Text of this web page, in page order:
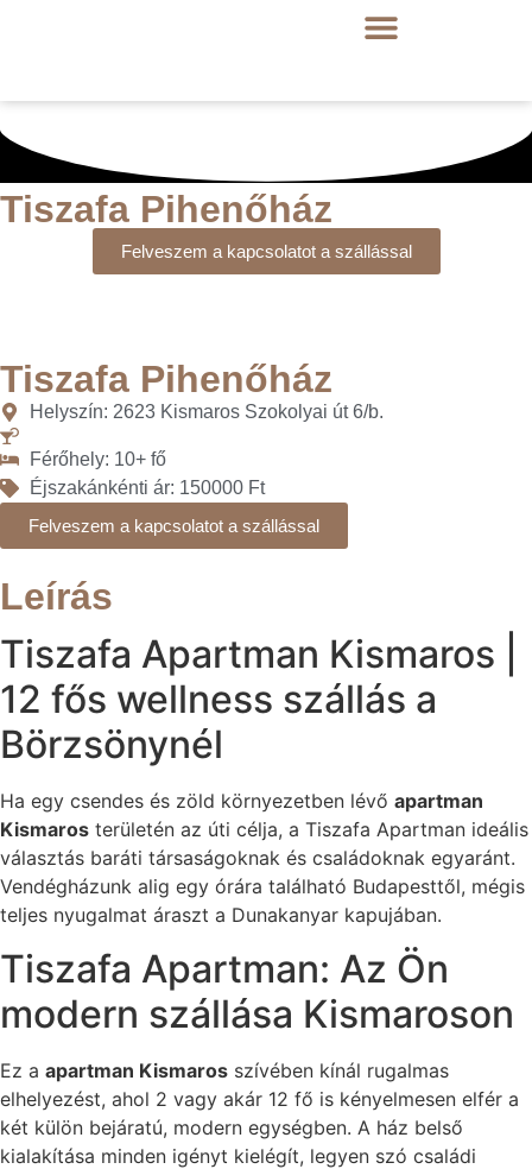
Tiszafa Pihenőház
Felveszem a kapcsolatot a szállással
Tiszafa Pihenőház
Helyszín: 2623 Kismaros Szokolyai út 6/b.
Férőhely: 10+ fő
Éjszakánkénti ár: 150000 Ft
Felveszem a kapcsolatot a szállással
Leírás
Tiszafa Apartman Kismaros |
12 fős wellness szállás a
Börzsönynél
Ha egy csendes és zöld környezetben lévő apartman
Kismaros területén az úti célja, a Tiszafa Apartman ideális
választás baráti társaságoknak és családoknak egyaránt.
Vendégházunk alig egy órára található Budapesttől, mégis
teljes nyugalmat áraszt a Dunakanyar kapujában.
Tiszafa Apartman: Az Ön
modern szállása Kismaroson
Ez a apartman Kismaros szívében kínál rugalmas
elhelyezést, ahol 2 vagy akár 12 fő is kényelmesen elfér a
két külön bejáratú, modern egységben. A ház belső
kialakítása minden igényt kielégít, legyen szó családi